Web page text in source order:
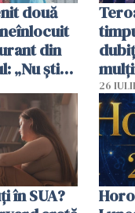
două
din
„Nu știu
fără voi”
răniți
26
în SUA?